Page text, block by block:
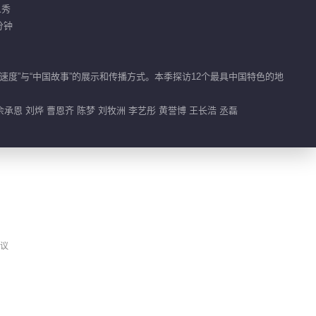
钟
”与“中国故事”的展示和传播方式。本季探访12个最具中国特色的地
恩 刘烨 曹恩齐 陈梦 刘牧洲 李艺彤 黄誉博 王长浩 丞磊